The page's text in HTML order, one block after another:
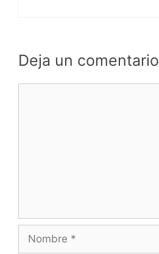
Deja un comentario
Nombre